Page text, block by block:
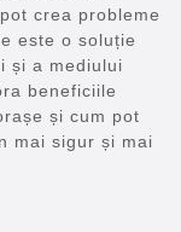
crea probleme
este o soluție
și a mediului
beneficiile
și cum pot
mai sigur și mai